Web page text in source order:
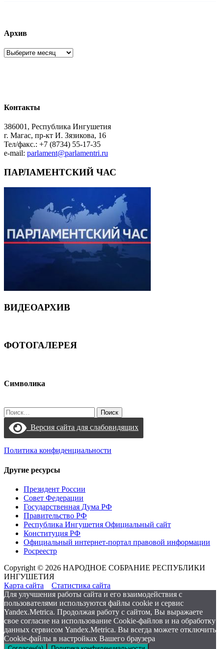
Архив
Архив
Контакты
386001, Республика Ингушетия
г. Магас, пр-кт И. Зязикова, 16
Тел/факс.: +7 (8734) 55-17-35
e-mail: parlament@parlamentri.ru
ПАРЛАМЕНТСКИЙ ЧАС
ВИДЕОАРХИВ
ФОТОГАЛЕРЕЯ
Символика
Найти:
Версия сайта для слабовидящих
Политика конфиденциальности
Другие ресурсы
Президент России
Совет Федерации
Государственная Дума РФ
Правительство РФ
Республика Ингушетия Официальный сайт
Конституция РФ
Официальный интернет-портал правовой информации
Росреестр
Copyright © 2026 НАРОДНОЕ СОБРАНИЕ РЕСПУБЛИКИ
ИНГУШЕТИЯ
Карта сайта
Статистика сайта
Для улучшения работы сайта и его взаимодействия с
пользователями используются файлы cookie и сервис
Yandex.Metrica. Продолжая работу с сайтом, Вы выражаете
свое согласие на использование Cookie-файлов и на обработку
данных сервисом Yandex.Metrica. Вы всегда можете отключить
Cookie-файлы в настройках Вашего браузера